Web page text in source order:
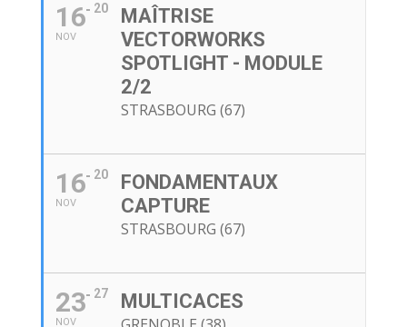
16
NOV
20
MAÎTRISE
VECTORWORKS
SPOTLIGHT - MODULE
2/2
STRASBOURG (67)
16
NOV
20
FONDAMENTAUX
CAPTURE
STRASBOURG (67)
23
NOV
27 MULTICACES